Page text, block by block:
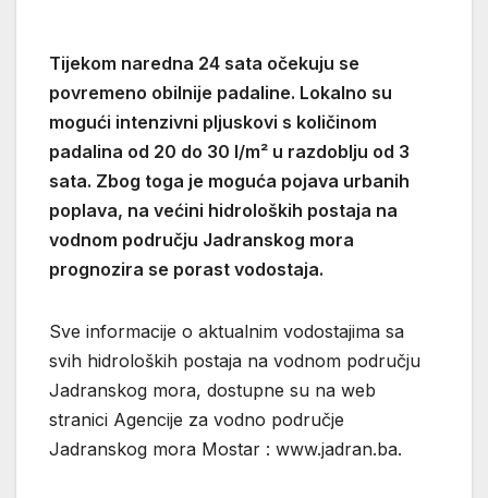
Tijekom naredna 24 sata očekuju se
povremeno obilnije padaline. Lokalno su
mogući intenzivni pljuskovi s količinom
padalina od 20 do 30 l/m² u razdoblju od 3
sata. Zbog toga je moguća pojava urbanih
poplava, na većini hidroloških postaja na
vodnom području Jadranskog mora
prognozira se porast vodostaja.
Sve informacije o aktualnim vodostajima sa
svih hidroloških postaja na vodnom području
Jadranskog mora, dostupne su na web
stranici Agencije za vodno područje
Jadranskog mora Mostar : www.jadran.ba.